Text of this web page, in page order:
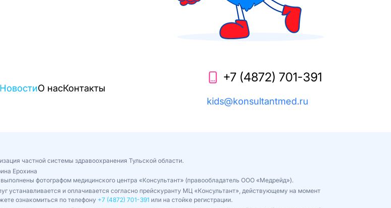
НовостиО насКонтакты
+7 (4872) 701-391
kids@konsultantmed.ru
частной системы здравоохранения Тульской области.
Ерохина
фотографом медицинского центра «Консультант» (правообладатель ООО «Медрейд»).
устанавливается и оплачивается согласно прейскуранту МЦ «Консультант», действующему на момент
ознакомиться по телефону +7 (4872) 701-391 или на стойке регистрации.